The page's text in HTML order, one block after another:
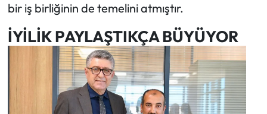
bir iş birliğinin de temelini atmıştır.
İYİLİK PAYLAŞTIKÇA BÜYÜYOR